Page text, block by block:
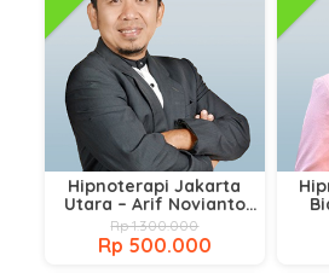
Hipnoterapi Jakarta
Utara – Arif Novianto
Amd,CH Cht,CT
NNLP,Cpt.
Rp 1.300.000
Rp 500.000